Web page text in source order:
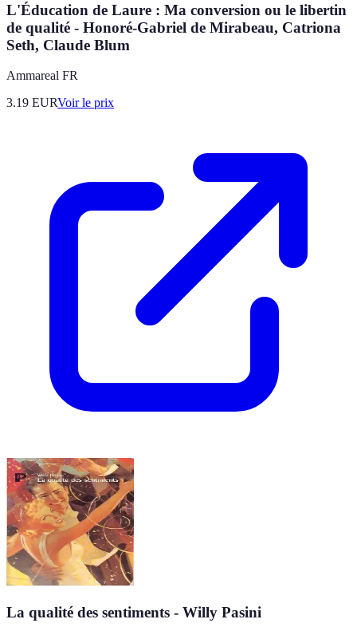
L'Éducation de Laure : Ma conversion ou le libertin
de qualité - Honoré-Gabriel de Mirabeau, Catriona
Seth, Claude Blum
Ammareal FR
3.19 EURVoir le prix
La qualité des sentiments - Willy Pasini